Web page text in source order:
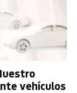
vehículos